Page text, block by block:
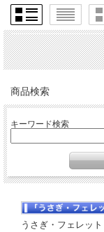
商品検索
キーワード検索
うさぎ・フェレッ